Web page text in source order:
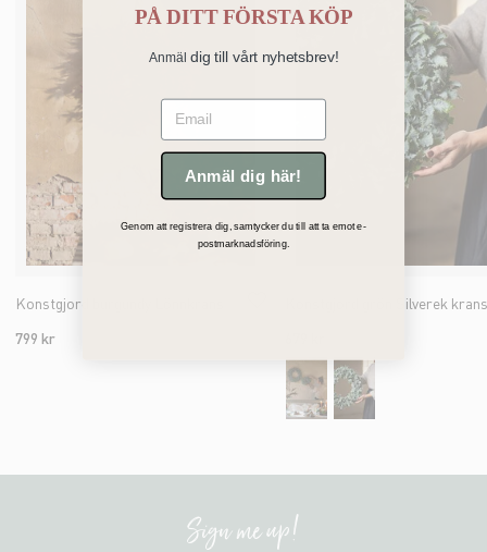
Konstgjord burgundy Lönnkrans
799 kr
Konstgjord grön Silverek krans
Sign me up!
PÅDITT FÖRSTA KÖP
Anmäl dig till vårt nyhetsbrev!
Email
Anmäl dig här!
Genom att registrera dig, samtycker du till att ta emot e-
postmarknadsföring.